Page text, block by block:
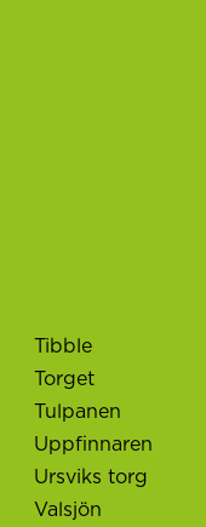
Tibble
Torget
Tulpanen
Uppfinnaren
Ursviks torg
Valsjön